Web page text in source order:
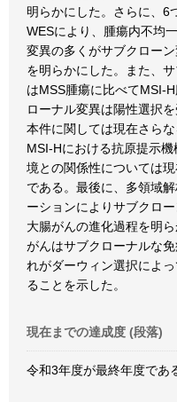
明らかにした。さらに、6
WESにより、腫瘍内不均
変異の多くがサブクロー
を明らかにした。また、
はMSS腫瘍に比べてMSI-
ローナル変異は陽性選択
本件に関しては現在さら
MSI-Hにおける抗原提示
境との関係性については
である。最後に、多領域
ーションによりサブクロ
大腸がんの進化過程を明
がんはサブクローナルな
れがダーウィン選択によ
ることを示した。
現在までの達成度 (段落)
令和3年度が最終年度であ